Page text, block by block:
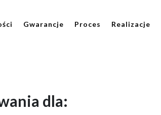
Gwarancje Proces Realizacje
dla: